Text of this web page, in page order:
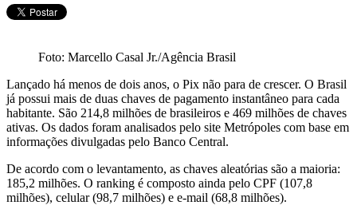
Foto: Marcello Casal Jr./Agência Brasil
Lançado há menos de dois anos, o Pix não para de crescer. O Brasil
já possui mais de duas chaves de pagamento instantâneo para cada
habitante. São 214,8 milhões de brasileiros e 469 milhões de chaves
ativas. Os dados foram analisados pelo site Metrópoles com base em
informações divulgadas pelo Banco Central.
De acordo com o levantamento, as chaves aleatórias são a maioria:
185,2 milhões. O ranking é composto ainda pelo CPF (107,8
milhões), celular (98,7 milhões) e e-mail (68,8 milhões).